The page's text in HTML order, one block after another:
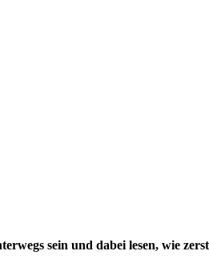
sein und dabei lesen, wie